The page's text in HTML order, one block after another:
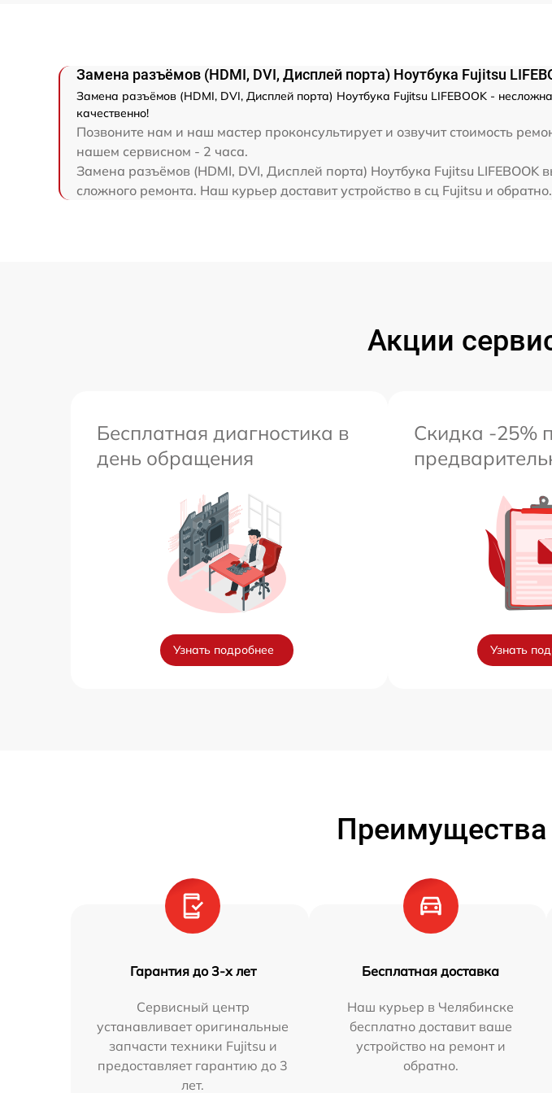
Замена северного моста от
Восстановление данных
Замена SSD
Замена аккумулятора
Замена разъёмов (HDMI, DVI, Дисплей порта) Ноутбука Fujitsu
Замена разъёмов (HDMI, DVI, Дисплей порта) Ноутбука Fujitsu LIFEBOOK -
качественно!
Позвоните нам и наш мастер проконсультирует и озвучит стоимость
нашем сервисном - 2 часа.
Замена разъёмов (HDMI, DVI, Дисплей порта) Ноутбука Fujitsu LIFEBOOK
сложного ремонта. Наш курьер доставит устройство в сц Fujitsu и обратно.
Акции
Бесплатная диагностика в
день обращения
Узнать подробнее
Скидка -25%
Узнать
Преимущества
Гарантия до 3-х лет
Сервисный центр
устанавливает оригинальные
запчасти техники Fujitsu и
предоставляет гарантию до 3
лет.
Бесплатная доставка
Наш курьер в Челябинске
бесплатно доставит ваше
устройство на ремонт и
обратно.